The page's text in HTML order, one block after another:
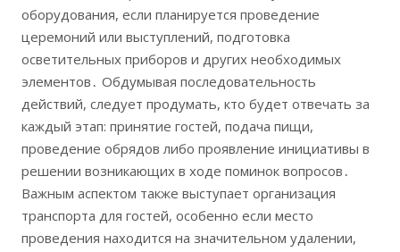
оборудования, если планируется проведение
церемоний или выступлений, подготовка
осветительных приборов и других необходимых
элементов․ Обдумывая последовательность
действий, следует продумать, кто будет отвечать за
каждый этап: принятие гостей, подача пищи,
проведение обрядов либо проявление инициативы в
решении возникающих в ходе поминок вопросов․
Важным аспектом также выступает организация
транспорта для гостей, особенно если место
проведения находится на значительном удалении,